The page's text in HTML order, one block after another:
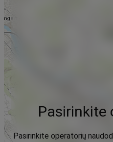
Pasirinkite
Pasirinkite operatorių